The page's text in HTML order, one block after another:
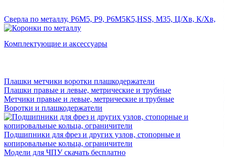
Сверла по металлу, Р6М5, Р9, Р6М5К5,HSS, M35, Ц/Хв, К/Хв,
Комплектующие и аксессуары
Плашки метчики воротки плашкодержатели
Плашки правые и левые, метрические и трубные
Метчики правые и левые, метрические и трубные
Воротки и плашкодержатели
Подшипники для фрез и других узлов, стопорные и
копировальные кольца, ограничители
Модели для ЧПУ скачать бесплатно